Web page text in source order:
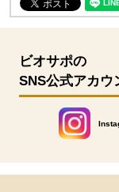
ビオサポの
SNS公式アカウ
別の